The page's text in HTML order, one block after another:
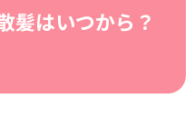
髪はいつから？